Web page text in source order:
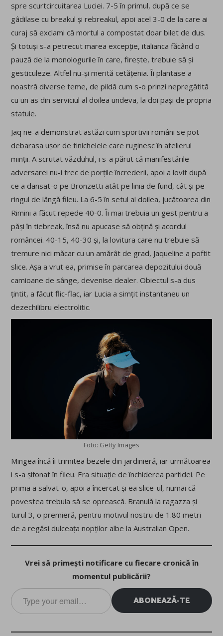
spre scurtcircuitarea Luciei. 7-5 în primul, după ce se
gâdilase cu breakul și rebreakul, apoi acel 3-0 de la care ai
curaj să exclami că mortul a compostat doar bilet de dus.
Și totuși s-a petrecut marea excepție, italianca făcând o
pauză de la monologurile în care, firește, trebuie să și
gesticuleze. Altfel nu-și merită cetățenia. Îi plantase a
noastră diverse teme, de pildă cum s-o prinzi nepregătită
cu un as din serviciul al doilea undeva, la doi pași de propria
statuie.
Jaq ne-a demonstrat astăzi cum sportivii români se pot
debarasa ușor de tinichelele care ruginesc în atelierul
minții. A scrutat văzduhul, i s-a părut că manifestările
adversarei nu-i trec de porțile încrederii, apoi a lovit după
ce a dansat-o pe Bronzetti atât pe linia de fund, cât și pe
ringul de lângă fileu. La 6-5 în setul al doilea, jucătoarea din
Rimini a făcut repede 40-0. Îi mai trebuia un gest pentru a
păși în tiebreak, însă nu apucase să obțină și acordul
româncei. 40-15, 40-30 și, la lovitura care nu trebuie să
tremure nici măcar cu un amărât de grad, Jaqueline a poftit
slice. Așa a vrut ea, primise în parcarea depozitului două
camioane de sânge, devenise dealer. Obiectul s-a dus
țintit, a făcut flic-flac, iar Lucia a simțit instantaneu un
dezechilibru electrolitic.
Foto: Getty Images
Mingea încă îi trimitea bezele din jardinieră, iar următoarea
i s-a șifonat în fileu. Era situație de închiderea partidei. Pe
prima a salvat-o, apoi a încercat și ea slice-ul, numai că
povestea trebuia să se oprească. Branulă la ragazza și
turul 3, o premieră, pentru motivul nostru de 1.80 metri
de a regăsi dulceața nopților albe la Australian Open.
Vrei să primești notificare cu fiecare cronică în
momentul publicării?
Type
your
email…
ABONEAZĂ-TE